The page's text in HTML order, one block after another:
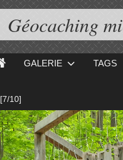
Géocaching
GALERIE TAGS
[7/10]